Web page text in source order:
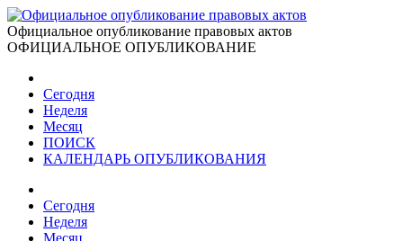
Официальное опубликование правовых актов
ОФИЦИАЛЬНОЕ ОПУБЛИКОВАНИЕ
Сегодня
Неделя
Месяц
ПОИСК
КАЛЕНДАРЬ ОПУБЛИКОВАНИЯ
Сегодня
Неделя
Месяц